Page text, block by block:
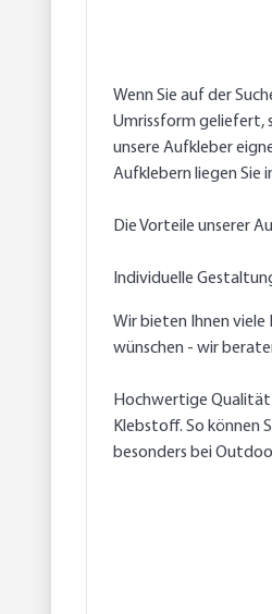
Wenn Sie auf der
Umrissform geliefert,
unsere Aufkleber
Aufklebern liegen Sie
Die Vorteile unserer
Individuelle
Wir bieten Ihnen
wünschen - wir
Hochwertige Qualität
Klebstoff. So können
besonders bei